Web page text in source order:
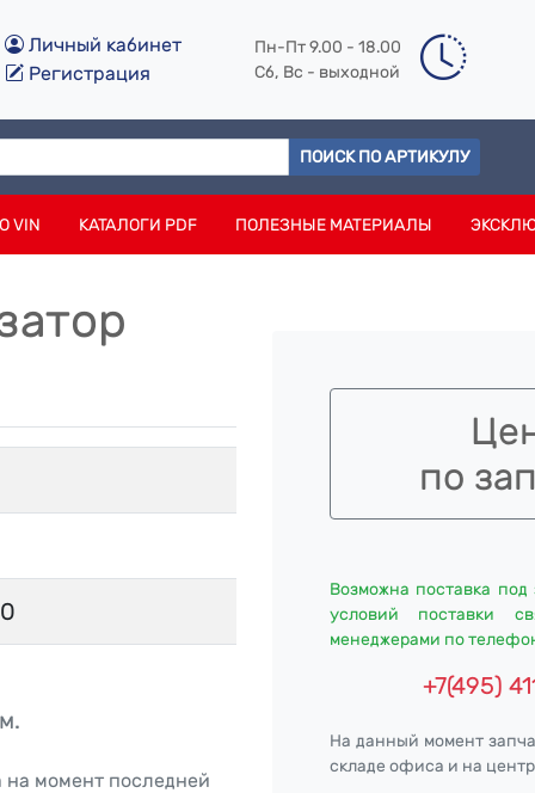
Личный кабинет
Регистрация
Пн-Пт 9.00 - 18.00
Сб, Вс - выходной
ПОИСК ПО АРТИКУЛУ
VIN КАТАЛОГИ PDF ПОЛЕЗНЫЕ МАТЕРИАЛЫ
на момент последней
по
Возможна поставка под
условий поставки
менеджерами по
+7(495)
На данный момент
складе офиса и на